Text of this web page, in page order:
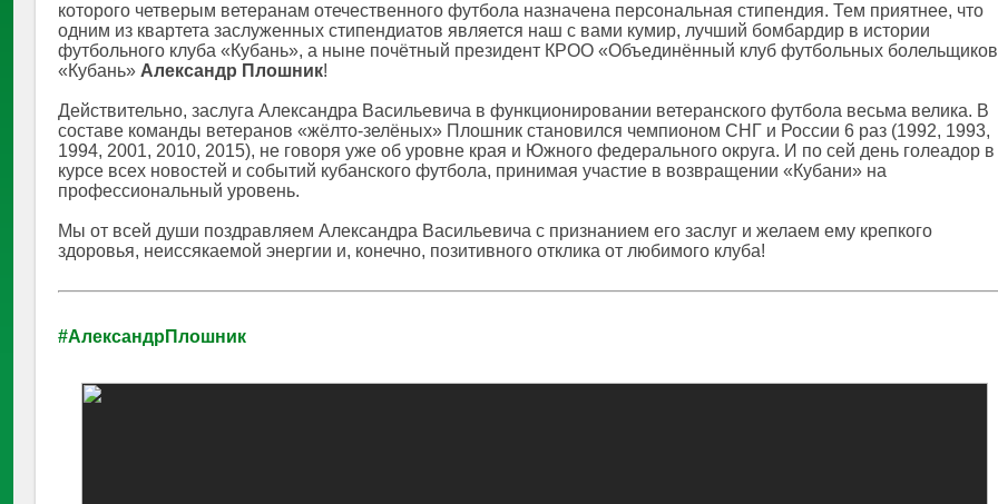
которого четверым ветеранам отечественного футбола назначена персональная стипендия. Тем приятнее, что
одним из квартета заслуженных стипендиатов является наш с вами кумир, лучший бомбардир в истории
футбольного клуба «Кубань», а ныне почётный президент КРОО «Объединённый клуб футбольных болельщиков
«Кубань» Александр Плошник!
Действительно, заслуга Александра Васильевича в функционировании ветеранского футбола весьма велика. В
составе команды ветеранов «жёлто-зелёных» Плошник становился чемпионом СНГ и России 6 раз (1992, 1993,
1994, 2001, 2010, 2015), не говоря уже об уровне края и Южного федерального округа. И по сей день голеадор в
курсе всех новостей и событий кубанского футбола, принимая участие в возвращении «Кубани» на
профессиональный уровень.
Мы от всей души поздравляем Александра Васильевича с признанием его заслуг и желаем ему крепкого
здоровья, неиссякаемой энергии и, конечно, позитивного отклика от любимого клуба!
#АлександрПлошник